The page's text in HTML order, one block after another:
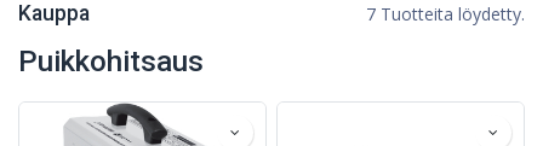
Kauppa 7 Tuotteita löydetty.
Puikkohitsaus